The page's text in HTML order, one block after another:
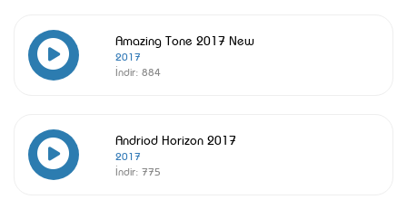
Amazing Tone 2017 New
2017
İndir: 884
Andriod Horizon 2017
2017
İndir: 775